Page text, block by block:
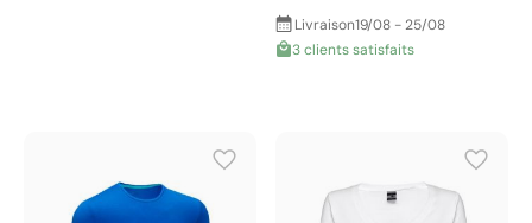
Livraison19/08 - 25/08
3 clients satisfaits